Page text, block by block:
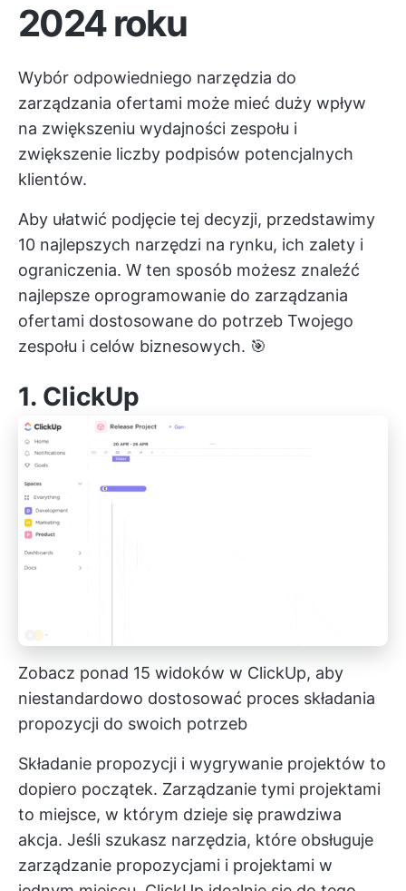
2024 roku
Wybór odpowiedniego narzędzia do
zarządzania ofertami może mieć duży wpływ
na zwiększeniu wydajności zespołu i
zwiększenie liczby podpisów potencjalnych
klientów.
Aby ułatwić podjęcie tej decyzji, przedstawimy
10 najlepszych narzędzi na rynku, ich zalety i
ograniczenia. W ten sposób możesz znaleźć
najlepsze oprogramowanie do zarządzania
ofertami dostosowane do potrzeb Twojego
zespołu i celów biznesowych. 🎯
1. ClickUp
Zobacz ponad 15 widoków w ClickUp, aby
niestandardowo dostosować proces składania
propozycji do swoich potrzeb
Składanie propozycji i wygrywanie projektów to
dopiero początek. Zarządzanie tymi projektami
to miejsce, w którym dzieje się prawdziwa
akcja. Jeśli szukasz narzędzia, które obsługuje
zarządzanie propozycjami i projektami w